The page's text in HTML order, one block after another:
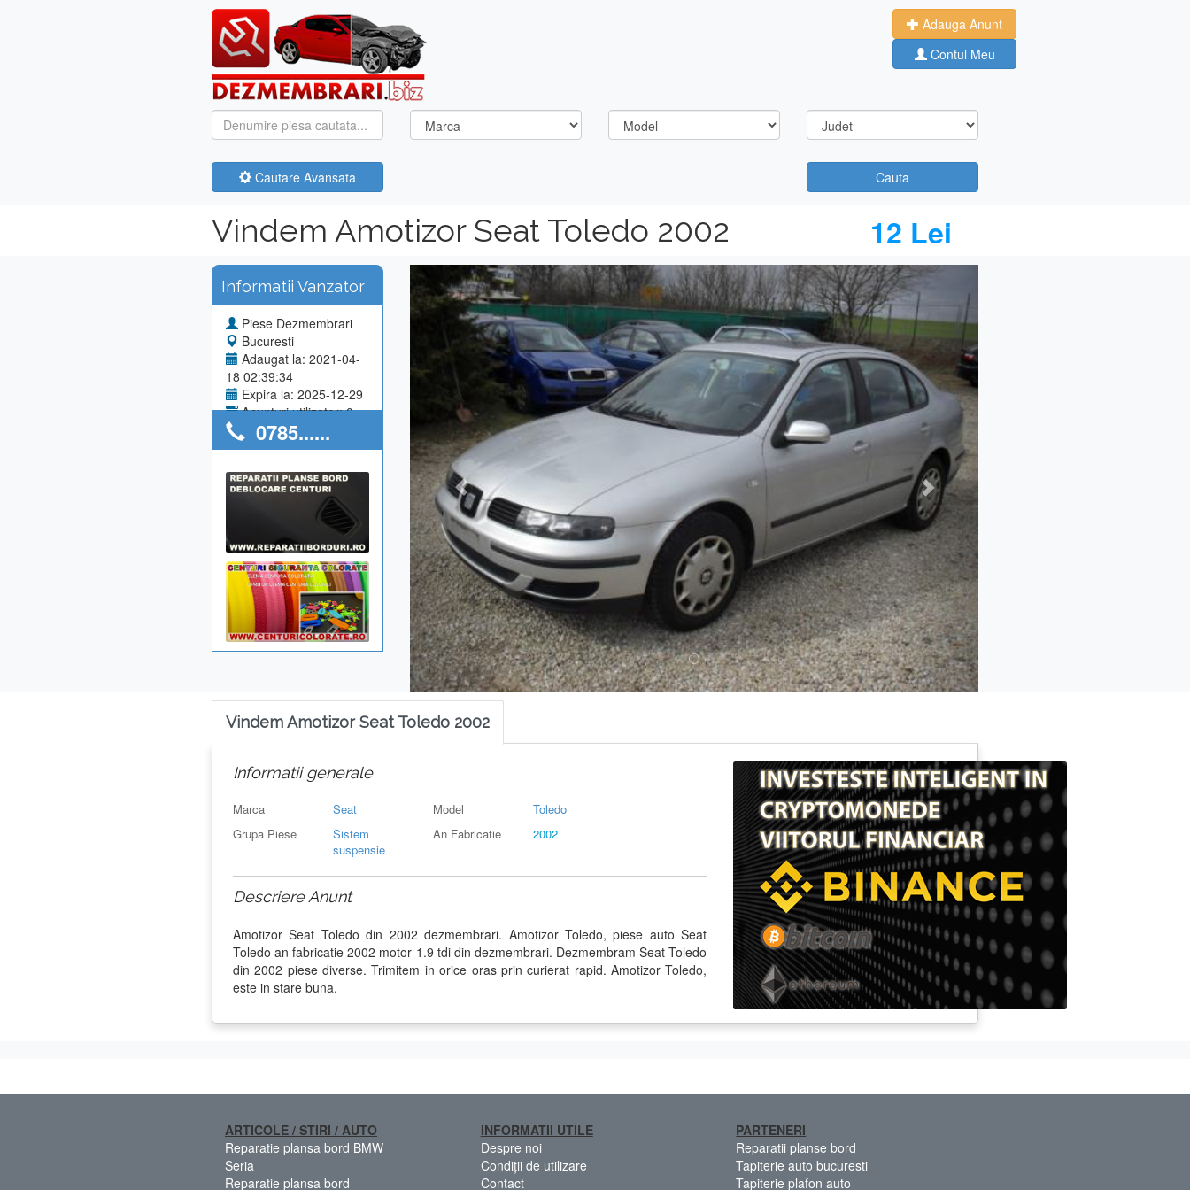
Adauga Anunt
Contul Meu
Cautare Avansata Cauta
Vindem Amotizor Seat Toledo 2002 12 Lei
Informatii Vanzator
Piese Dezmembrari
Bucuresti
Adaugat la: 2021-04-
18 02:39:34
Expira la: 2025-12-29
Anunturi utilizator: 0
0785......
Previous Next
Vindem Amotizor Seat Toledo 2002
Informatii generale
Marca Seat Model
Toledo
Grupa Piese
Sistem
suspensie
An Fabricatie 2002
Descriere Anunt
Amotizor Seat Toledo din 2002 dezmembrari. Amotizor Toledo, piese auto Seat
Toledo an fabricatie 2002 motor 1.9 tdi din dezmembrari. Dezmembram Seat Toledo
din 2002 piese diverse. Trimitem in orice oras prin curierat rapid. Amotizor Toledo,
este in stare buna.
ARTICOLE / STIRI / AUTO
Reparatie plansa bord BMW
Seria
Reparatie plansa bord
INFORMATII UTILE
Despre noi
Condiții de utilizare
Contact
PARTENERI
Reparatii planse bord
Tapiterie auto bucuresti
Tapiterie plafon auto